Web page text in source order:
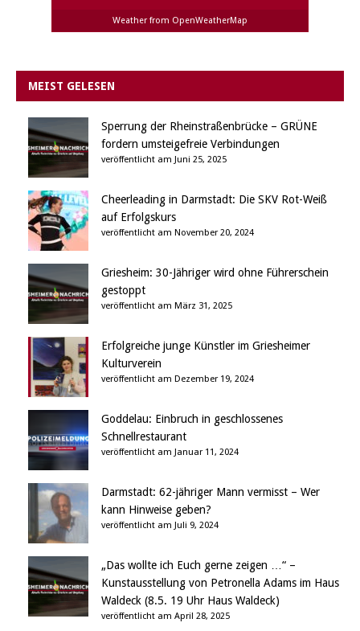
Weather from OpenWeatherMap
MEIST GELESEN
Sperrung der Rheinstraßenbrücke – GRÜNE
fordern umsteigefreie Verbindungen
veröffentlicht am Juni 25, 2025
Cheerleading in Darmstadt: Die SKV Rot-Weiß
auf Erfolgskurs
veröffentlicht am November 20, 2024
Griesheim: 30-Jähriger wird ohne Führerschein
gestoppt
veröffentlicht am März 31, 2025
Erfolgreiche junge Künstler im Griesheimer
Kulturverein
veröffentlicht am Dezember 19, 2024
Goddelau: Einbruch in geschlossenes
Schnellrestaurant
veröffentlicht am Januar 11, 2024
Darmstadt: 62-jähriger Mann vermisst – Wer
kann Hinweise geben?
veröffentlicht am Juli 9, 2024
„Das wollte ich Euch gerne zeigen …“ –
Kunstausstellung von Petronella Adams im Haus
Waldeck (8.5. 19 Uhr Haus Waldeck)
veröffentlicht am April 28, 2025